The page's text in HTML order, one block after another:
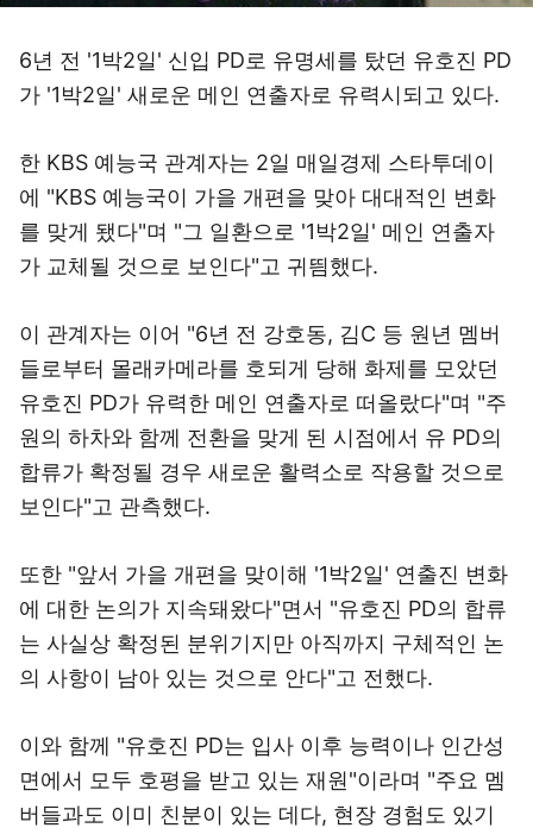
6년 전 '1박2일' 신입 PD로 유명세를 탔던 유호진 PD
가 '1박2일' 새로운 메인 연출자로 유력시되고 있다.
한 KBS 예능국 관계자는 2일 매일경제 스타투데이
에 "KBS 예능국이 가을 개편을 맞아 대대적인 변화
를 맞게 됐다"며 "그 일환으로 '1박2일' 메인 연출자
가 교체될 것으로 보인다"고 귀띔했다.
이 관계자는 이어 "6년 전 강호동, 김C 등 원년 멤버
들로부터 몰래카메라를 호되게 당해 화제를 모았던
유호진 PD가 유력한 메인 연출자로 떠올랐다"며 "주
원의 하차와 함께 전환을 맞게 된 시점에서 유 PD의
합류가 확정될 경우 새로운 활력소로 작용할 것으로
보인다"고 관측했다.
또한 "앞서 가을 개편을 맞이해 '1박2일' 연출진 변화
에 대한 논의가 지속돼왔다"면서 "유호진 PD의 합류
는 사실상 확정된 분위기지만 아직까지 구체적인 논
의 사항이 남아 있는 것으로 안다"고 전했다.
이와 함께 "유호진 PD는 입사 이후 능력이나 인간성
면에서 모두 호평을 받고 있는 재원"이라며 "주요 멤
버들과도 이미 친분이 있는 데다, 현장 경험도 있기